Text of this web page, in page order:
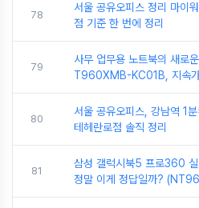
78
서울 공유오피스 정리 마이
점 기준 한 번에 정리
79
사무 업무용 노트북의 새로
T960XMB-KC01B, 지속가
80
서울 공유오피스, 강남역 1
테헤란로점 솔직 정리
81
삼성 갤럭시북5 프로360 실
정말 이게 정답일까?